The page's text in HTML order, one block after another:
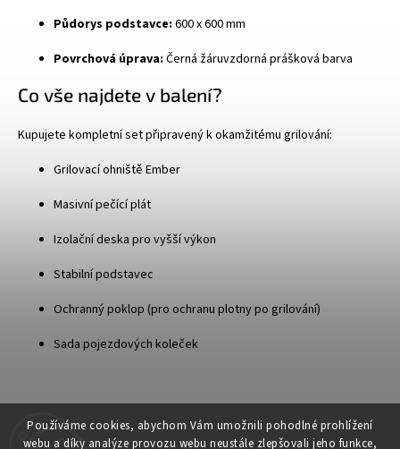
Používáme cookies, abychom Vám umožnili pohodlné prohlížení
webu a díky analýze provozu webu neustále zlepšovali jeho funkce,
Půdorys podstavce: 600 x 600 mm
Povrchová úprava: Černá žáruvzdorná prášková barva
Co vše najdete v balení?
Kupujete kompletní set připravený k okamžitému grilování:
Grilovací ohniště Ember
Masivní pečící plát
Izolační deska pro vyšší výkon
Stabilní podstavec
Ochranný poklop (pro ochranu plotny po grilování)
Sada pojezdových koleček